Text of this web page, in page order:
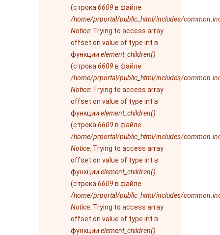
(строка 6609 в файле
/home/prportal/public_html/includes/
Notice: Trying to access array
offset on value of type int в
функции element_children()
(строка 6609 в файле
/home/prportal/public_html/includes/
Notice: Trying to access array
offset on value of type int в
функции element_children()
(строка 6609 в файле
/home/prportal/public_html/includes/
Notice: Trying to access array
offset on value of type int в
функции element_children()
(строка 6609 в файле
/home/prportal/public_html/includes/
Notice: Trying to access array
offset on value of type int в
функции element_children()